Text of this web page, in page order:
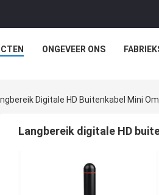
ONGEVEER ONS
Digitale HD Buitenkabel Mini
Langbereik digitale HD